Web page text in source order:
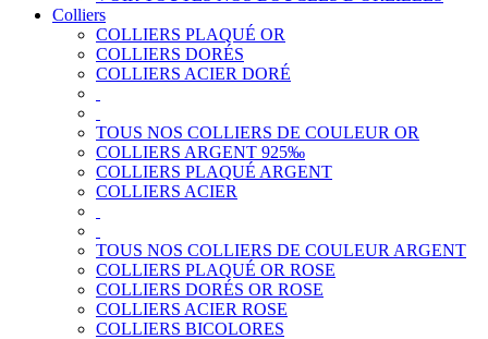
Colliers
COLLIERS PLAQUÉ OR
COLLIERS DORÉS
COLLIERS ACIER DORÉ
TOUS NOS COLLIERS DE COULEUR OR
COLLIERS ARGENT 925‰
COLLIERS PLAQUÉ ARGENT
COLLIERS ACIER
TOUS NOS COLLIERS DE COULEUR ARGENT
COLLIERS PLAQUÉ OR ROSE
COLLIERS DORÉS OR ROSE
COLLIERS ACIER ROSE
COLLIERS BICOLORES